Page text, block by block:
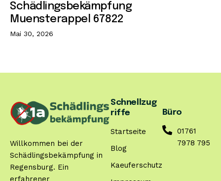
Schädlingsbekämpfung
Muensterappel 67822
Mai 30, 2026
Willkommen bei der
Schädlingsbekämpfung in
Regensburg. Ein
erfahrener
Schnellzug
riffe
Startseite
Blog
Kaeuferschutz
Büro
01761
7978 795